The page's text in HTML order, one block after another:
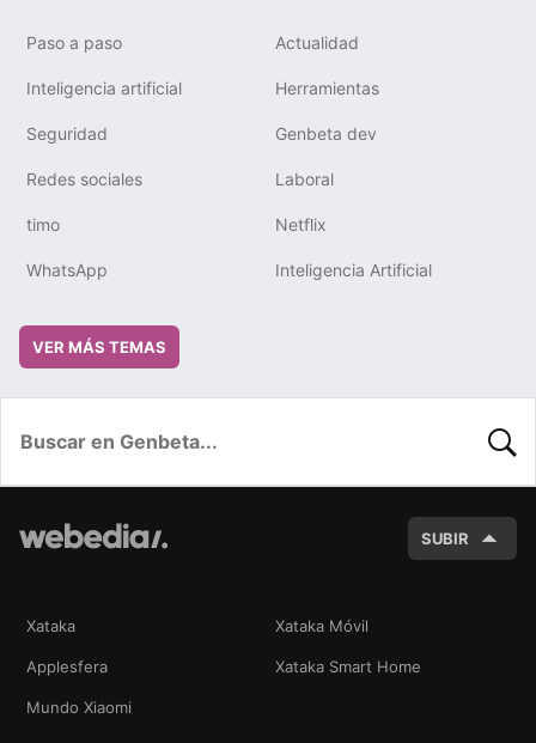
Paso a paso Actualidad
Inteligencia artificial Herramientas
Seguridad Genbeta dev
Redes sociales Laboral
timo Netflix
WhatsApp Inteligencia Artificial
VER MÁS TEMAS
SUBIR
Xataka Xataka Móvil
Applesfera Xataka Smart Home
Mundo Xiaomi